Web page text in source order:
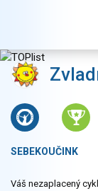
SEBEKOUČINK
Váš nezaplacený